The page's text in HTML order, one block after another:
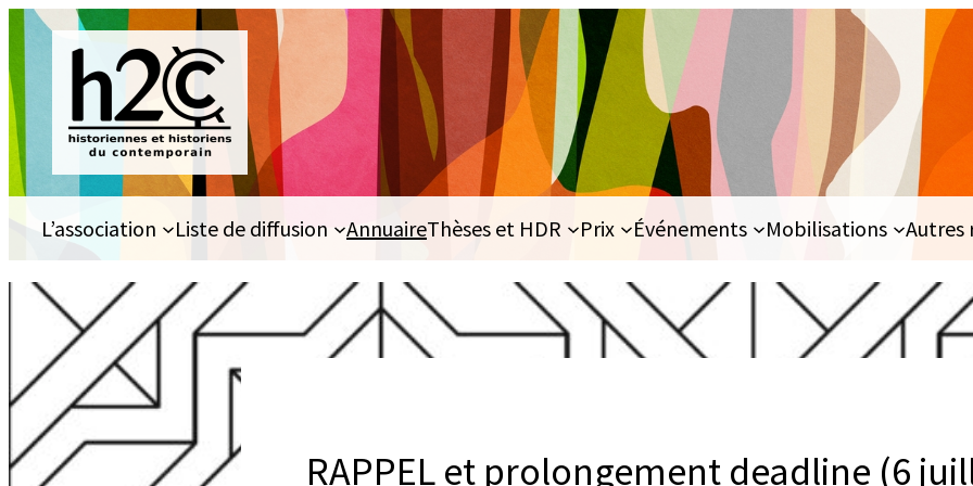
Aller
au
contenu
L’association Liste de diffusion AnnuaireThèses et HDR Prix Événements Mobilisations Autres
RAPPEL et prolongement deadline (6